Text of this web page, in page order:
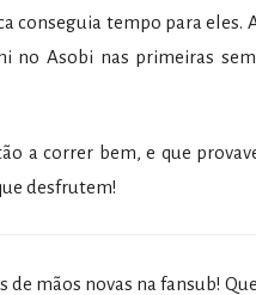
conseguia tempo para eles.
no Asobi nas primeiras
a correr bem, e que
desfrutem!
de mãos novas na fansub!